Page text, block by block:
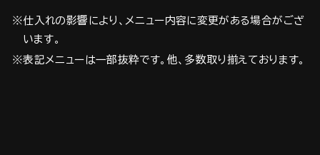
※仕入れの影響により、メニュー内容に変更がある場合がござ
います。
※表記メニューは一部抜粋です。他、多数取り揃えております。